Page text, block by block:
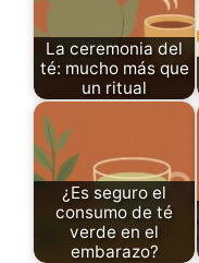
La ceremonia del
té: mucho más que
un ritual
¿Es seguro el
consumo de té
verde en el
embarazo?